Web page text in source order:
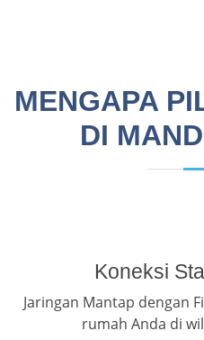
MENGAPA
DI
Koneksi
Jaringan Mantap dengan
rumah Anda di